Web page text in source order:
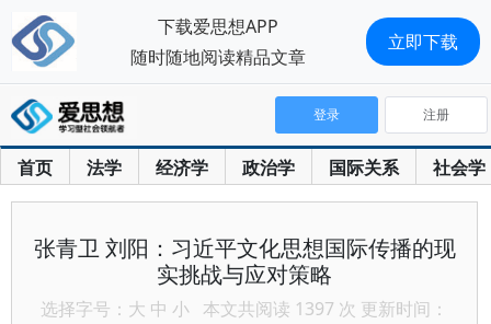
首页 法学 经济学 政治学 国际关系 社会学
登录 注册
张青卫 刘阳：习近平文化思想国际传播的现
实挑战与应对策略
选择字号： 大 中 小 本文共阅读 1397 次 更新时间：
下载爱思想APP
随时随地阅读精品文章
立即下载